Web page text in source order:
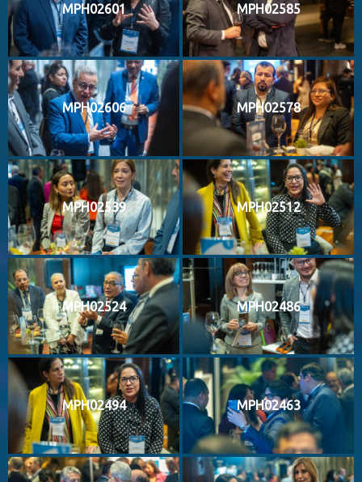
MPH02601 MPH02585
MPH02606 MPH02578
MPH02539 MPH02512
MPH02524 MPH02486
MPH02494 MPH02463